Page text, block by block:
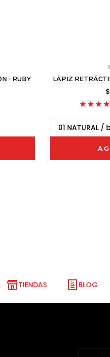
- RUBY LÁPIZ
TIENDAS BLOG